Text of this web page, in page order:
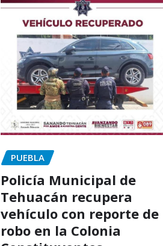
PUEBLA
Policía Municipal de
Tehuacán recupera
vehículo con reporte de
robo en la Colonia